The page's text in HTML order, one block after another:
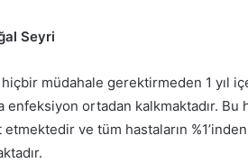
Seyri
müdahale gerektirmeden 1 yıl
ortadan kalkmaktadır. Bu
ve tüm hastaların